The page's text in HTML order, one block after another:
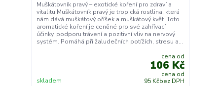
Muškátovník pravý – exotické koření pro zdraví a
vitalitu Muškátovník pravý je tropická rostlina, která
nám dává muškátový oříšek a muškátový květ. Toto
aromatické koření je ceněné pro své zahřívací
účinky, podporu trávení a pozitivní vliv na nervový
systém. Pomáhá při žaludečních potížích, stresu a...
cena od
106 Kč
cena od
95 Kčbez DPH
skladem